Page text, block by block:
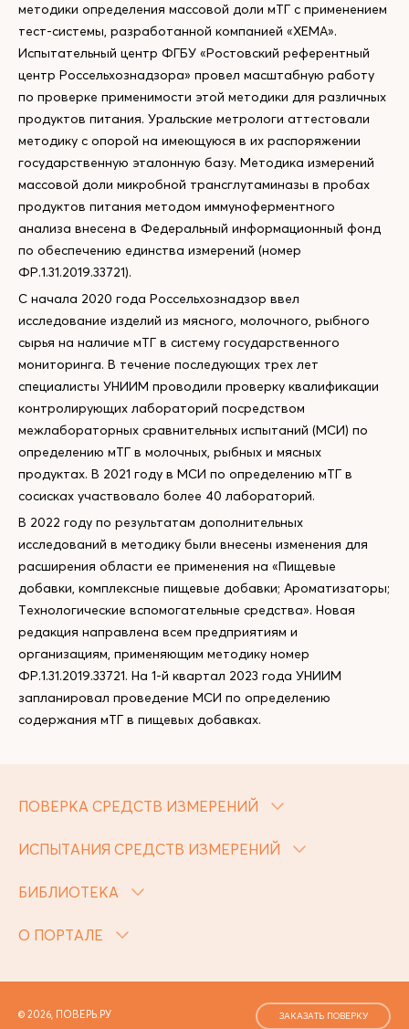
методики определения массовой доли мТГ с применением
тест-системы, разработанной компанией «ХЕМА».
Испытательный центр ФГБУ «Ростовский референтный
центр Россельхознадзора» провел масштабную работу
по проверке применимости этой методики для различных
продуктов питания. Уральские метрологи аттестовали
методику с опорой на имеющуюся в их распоряжении
государственную эталонную базу. Методика измерений
массовой доли микробной трансглутаминазы в пробах
продуктов питания методом иммуноферментного
анализа внесена в Федеральный информационный фонд
по обеспечению единства измерений (номер
ФР.1.31.2019.33721).
С начала 2020 года Россельхознадзор ввел
исследование изделий из мясного, молочного, рыбного
сырья на наличие мТГ в систему государственного
мониторинга. В течение последующих трех лет
специалисты УНИИМ проводили проверку квалификации
контролирующих лабораторий посредством
межлабораторных сравнительных испытаний (МСИ) по
определению мТГ в молочных, рыбных и мясных
продуктах. В 2021 году в МСИ по определению мТГ в
сосисках участвовало более 40 лабораторий.
В 2022 году по результатам дополнительных
исследований в методику были внесены изменения для
расширения области ее применения на «Пищевые
добавки, комплексные пищевые добавки; Ароматизаторы;
Технологические вспомогательные средства». Новая
редакция направлена всем предприятиям и
организациям, применяющим методику номер
ФР.1.31.2019.33721. На 1-й квартал 2023 года УНИИМ
запланировал проведение МСИ по определению
содержания мТГ в пищевых добавках.
ПОВЕРКА СРЕДСТВ ИЗМЕРЕНИЙ
ИСПЫТАНИЯ СРЕДСТВ ИЗМЕРЕНИЙ
БИБЛИОТЕКА
О ПОРТАЛЕ
© 2026, ПОВЕРЬ.РУ ЗАКАЗАТЬ ПОВЕРКУ